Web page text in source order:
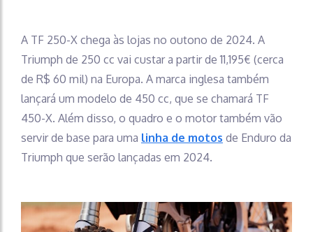
A TF 250-X chega às lojas no outono de 2024. A
Triumph de 250 cc vai custar a partir de 11,195€ (cerca
de R$ 60 mil) na Europa. A marca inglesa também
lançará um modelo de 450 cc, que se chamará TF
450-X. Além disso, o quadro e o motor também vão
servir de base para uma linha de motos de Enduro da
Triumph que serão lançadas em 2024.